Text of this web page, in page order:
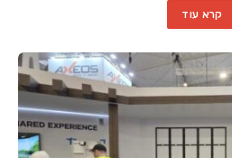
קרא עוד